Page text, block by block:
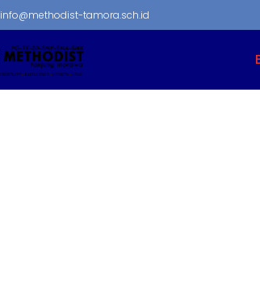
info@methodist-tamora.sch.id